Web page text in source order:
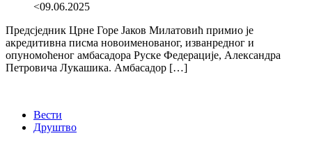
<09.06.2025
Предсједник Црне Горе Јаков Милатовић примио је
акредитивна писма новоименованог, изванредног и
опуномоћеног амбасадора Руске Федерације, Александра
Петровича Лукашика. Амбасадор […]
Вести
Друштво